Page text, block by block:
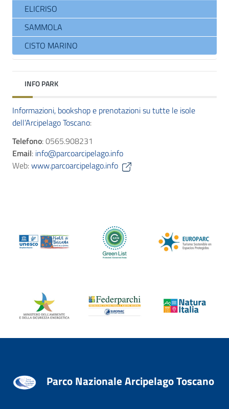
ELICRISO
SAMMOLA
CISTO MARINO
INFO PARK
Informazioni, bookshop e prenotazioni su tutte le isole
dell’Arcipelago Toscano:
Telefono: 0565.908231
Email: info@parcoarcipelago.info
Web:www.parcoarcipelago.info
Parco Nazionale Arcipelago Toscano